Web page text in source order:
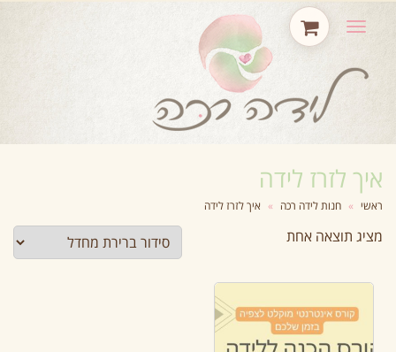
תפריט
איך לזרז לידה
ראשי » חנות לידה רכה » איך לזרז לידה
מציג תוצאה אחת